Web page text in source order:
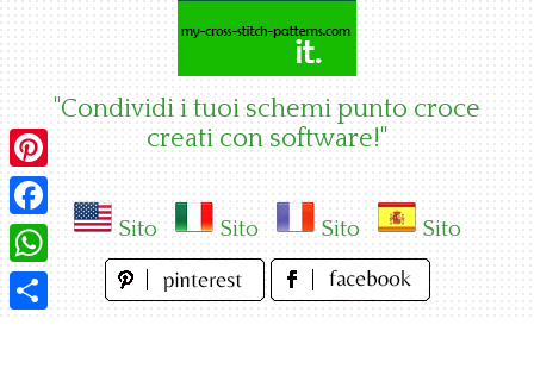
"Condividi i tuoi schemi punto croce
creati con software!"
Sito Sito Sito Sito
Pinterest
Facebook
WhatsApp